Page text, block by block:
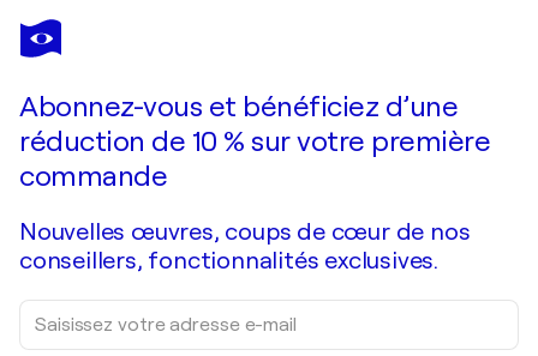
MONIQUE DUFOUR
Near and Far - No 35 -Framed
Abonnez-vous et bénéficiez d’une
réduction de 10 % sur votre première
commande
Nouvelles œuvres, coups de cœur de nos
conseillers, fonctionnalités exclusives.